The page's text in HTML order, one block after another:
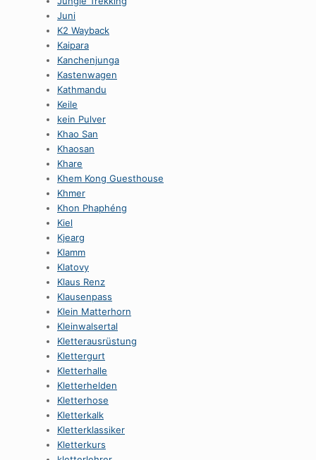
Juni
K2 Wayback
Kaipara
Kanchenjunga
Kastenwagen
Kathmandu
Keile
kein Pulver
Khao San
Khaosan
Khare
Khem Kong Guesthouse
Khmer
Khon Phaphéng
Kiel
Kjearg
Klamm
Klatovy
Klaus Renz
Klausenpass
Klein Matterhorn
Kleinwalsertal
Kletterausrüstung
Klettergurt
Kletterhalle
Kletterhelden
Kletterhose
Kletterkalk
Kletterklassiker
Kletterkurs